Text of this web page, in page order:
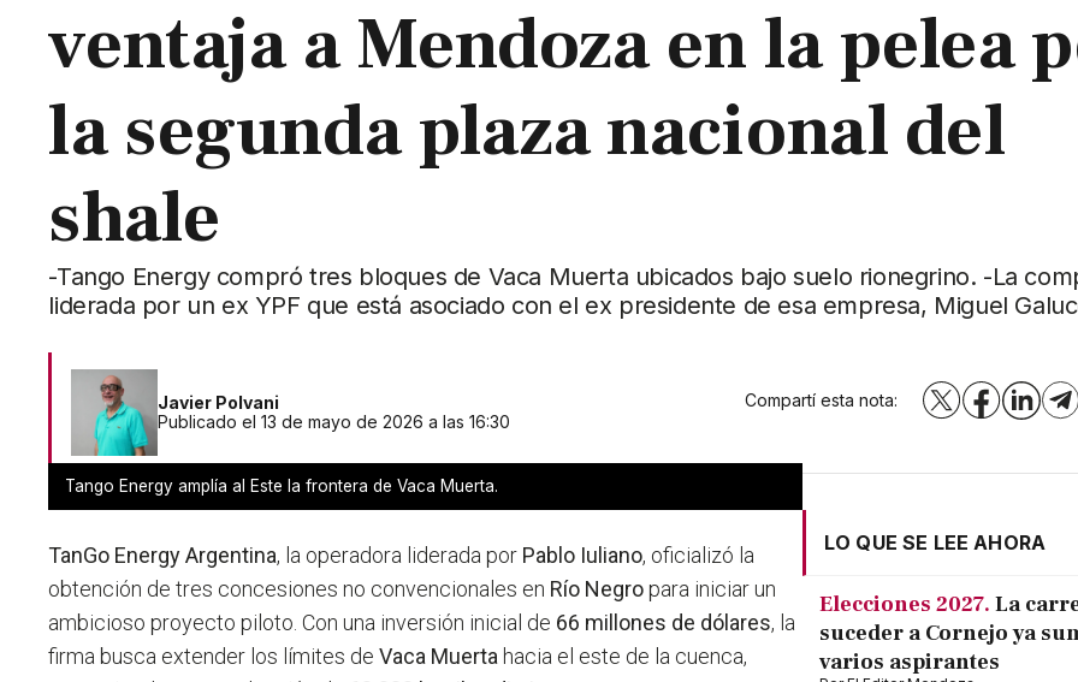
ventaja a Mendoza en la pelea
la segunda plaza nacional del
shale
-Tango Energy compró tres bloques de Vaca Muerta ubicados bajo suelo rionegrino. -La
liderada por un ex YPF que está asociado con el ex presidente de esa empresa, Miguel
Javier Polvani
Publicado el 13 de mayo de 2026 a las 16:30
Compartí esta nota: X Facebook
Tango Energy amplía al Este la frontera de Vaca Muerta.
TanGo Energy Argentina, la operadora liderada por Pablo Iuliano, oficializó la
obtención de tres concesiones no convencionales en Río Negropara iniciar un
ambicioso proyecto piloto. Con una inversión inicial de 66 millones de dólares, la
firma busca extender los límites deVaca Muerta hacia el este de la cuenca,
LO QUE SE LEE AHORA
Elecciones 2027. La
suceder a Cornejo ya
varios aspirantes